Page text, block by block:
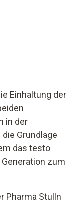
Einhaltung der
in der
Grundlage
das testo
zum
Pharma Stulln